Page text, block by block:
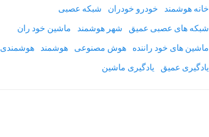
خانه هوشمند
خودرو خودران
شبکه عصبی
شبکه های عصبی عمیق
شهر هوشمند
ماشین خود ران
ماشین های خود راننده
هوش مصنوعی هوشمند
هوشمندی
یادگیری عمیق
یادگیری ماشین